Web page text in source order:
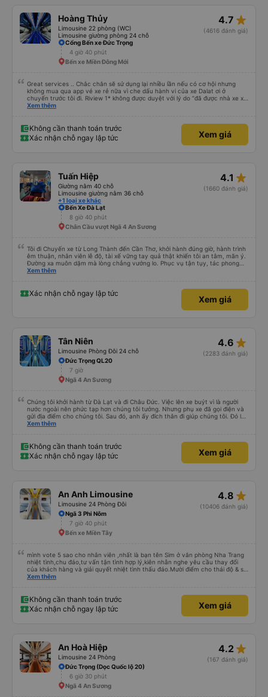
Hoàng Thủy
Limousine 22 phòng (WC)
Limousine giường phòng 24 chỗ
4.7 star_rate
(4616 đánh giá)
Cổng Bến xe Đức Trọng
4 giờ 40 phút
Bến xe Miền Đông Mới
Great services .. Chắc chắn sẽ sử dụng lại nhiều lần nếu có cơ hội nhưng
không mua qua app vé xe rẻ nữa vì che dấu hành vi của xe Dalat ơi ở
chuyến trước tôi đi. Riview 1* không được duyệt với lý do “đã được nhà xe xử
lý với khách hàng” trong khi tôi là khách hàng và trải nghiệm của tôi lại nói là
Chúng tôi cũng sẽ viết bài trên các nền tảng về trải nghiệm của tôi cả về
Dalat lẫn vé xe rẻ. Xin cảm ơn.
Xem thêm
Không cần thanh toán trước
Xác nhận chỗ ngay lập tức
Xem giá
Tuấn Hiệp
Giường nằm 40 chỗ
Limousine giường nằm 36 chỗ
+1 loại xe khác
4.1 star_rate
(1660 đánh giá)
Bến Xe Đà Lạt
8 giờ 40 phút
Chân Cầu vượt Ngã 4 An Sương
Tôi đi Chuyến xe từ Long Thành đến Cần Thơ, khởi hành đúng giờ, hành trình
êm thuận, nhân viên lễ độ, tài xế vững tay quả thật khiến tôi an tâm, mãn ý.
Đường xa muôn dặm mà lòng chẳng vướng lo. Phục vụ tận tụy, tác phong
nghiêm cẩn, hiếm thấy giữa thời buổi kim tiền vội vã. Xã hội loạn đạo. Xin gửi
Xem thêm
Xác nhận chỗ ngay lập tức
Xem giá
Tân Niên
Limousine Phòng Đôi 24 chỗ
4.6 star_rate
(2283 đánh giá)
Đức Trọng QL20
7 giờ
Ngã 4 An Sương
Chúng tôi khởi hành từ Đà Lạt và đi Châu Đức. Việc lên xe buýt vì là người
nước ngoài nên phức tạp hơn chúng tôi tưởng. Nhưng phụ xe đã gọi điện và
gửi địa điểm cho chúng tôi. Sau đó, anh ấy đích thân đi giúp chúng tôi. Đó là
lần đầu tiên đi xe giường nằm với hai đứa trẻ nhỏ khá thú vị. Chúng tôi không
điểm dừng, họ đánh thức chúng tôi dậy và đảm bảo chúng tôi đã sẵn sàng.
Nhìn chung, đó là một trải nghiệm tốt. Mỗi giường đều có gối và chăn, và đủ
chỗ cho 1 người lớn và 1 trẻ em nằm thoải mái.
Xem thêm
Không cần thanh toán trước
Xác nhận chỗ ngay lập tức
Xem giá
An Anh Limousine
Limousine 24 Phòng Đôi
4.8 star_rate
(10406 đánh giá)
Ngã 3 Phi Nôm
7 giờ 40 phút
Bến xe Miền Tây
mình vote 5 sao cho nhân viên ,nhất là bạn tên Sim ở văn phòng Nha Trang
nhiệt tình,chu đáo,tư vấn tận tình hợp lý,kiên nhẫn nghe yêu cầu thay đổi
của khách hàng và giải quyết nhiệt tình thấu đáo.Mười điểm cho thái độ & sự
chuyên nghiệp của bạn Sim. Mình ấn tượng với bạn Sim và có hỏi thăm tài xế
chuyện nhẹ nhàng và rất ok,Về thái độ nhân viên &tài xế thì mình chắc chắn
ăn đứt các hãng xe dịch vụ hiện nay. Chất lượng dịch vụ trong xe cũng có
nhỉnh hơn các hãng khác về thái độ bác tài & xe tương đối ok so với hãng
mình cứ phải mang cái mền mỏng để lót nằm. Chúc hãng xe luôn suôn sẻ
,thượng lộ bình an Hẹn gặp lại chuyến 5 giờ sáng mai
Xem thêm
Không cần thanh toán trước
Xác nhận chỗ ngay lập tức
Xem giá
An Hoà Hiệp
Limousine 24 Phòng
4.2 star_rate
(167 đánh giá)
Đức Trọng (Dọc Quốc lộ 20)
6 giờ 30 phút
Ngã 4 An Sương